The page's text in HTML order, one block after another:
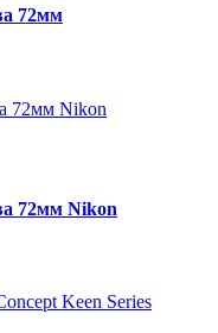
72мм
72мм Nikon